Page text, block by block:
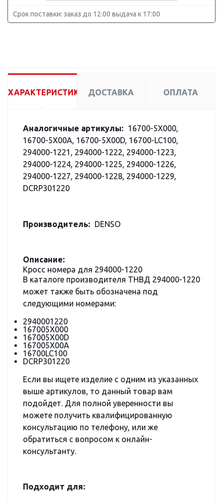
Срок поставки: заказ до 12:00 выдача к 17:00
ХАРАКТЕРИСТИКИ ДОСТАВКА ОПЛАТА
Аналогичные артикулы: 16700-5X000,
16700-5X00A, 16700-5X00D, 16700-LC100,
294000-1221, 294000-1222, 294000-1223,
294000-1224, 294000-1225, 294000-1226,
294000-1227, 294000-1228, 294000-1229,
DCRP301220
Производитель: DENSO
Описание:
Кросс номера для 294000-1220
В каталоге производителя ТНВД 294000-1220
может также быть обозначена под
следующими номерами:
2940001220
167005X000
167005X00D
167005X00A
16700LC100
DCRP301220
Если вы ищете изделие с одним из указанных
выше артикулов, то данный товар вам
подойдет. Для полной уверенности вы
можете получить квалифицированную
консультацию по телефону, или же
обратиться с вопросом к онлайн-
консультанту.
Подходит для: